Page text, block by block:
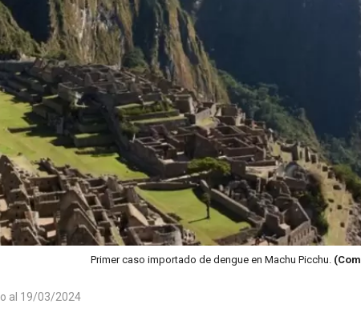
Primer caso importado de dengue en Machu Picchu.
al 19/03/2024